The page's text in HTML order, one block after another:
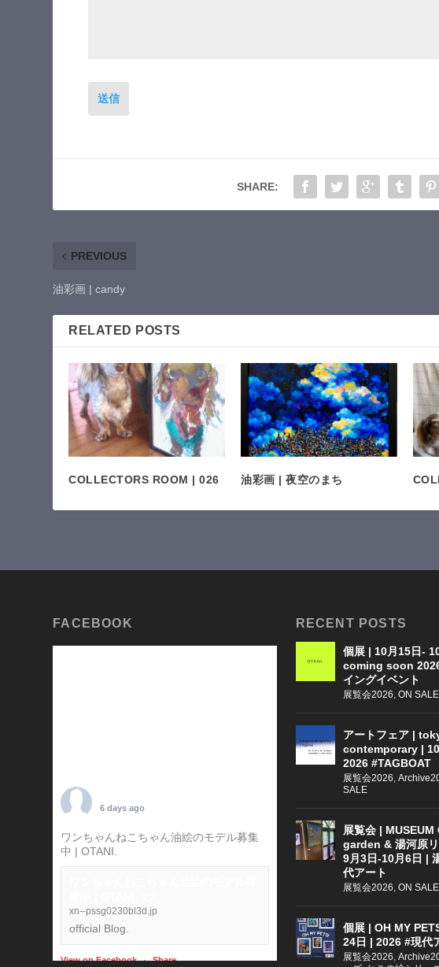
送信
SHARE:
PREVIOUS
油彩画 | candy
RELATED POSTS
COLLECTORS ROOM | 026 油彩画 | 夜空のまち
FACEBOOK
6 days ago
ワンちゃんねこちゃん油絵のモデル募集
中 | OTANI.
xn--pssg0230bl3d.jp
official Blog.
View on Facebook · Share
RECENT POSTS
個展 | 10月15日-
coming soon
イングイベント
展覧会2026, ON SALE
アートフェア |
contemporary |
2026 #TAGBOAT
展覧会2026,
SALE
展覧会 | MUSEUM
garden & 湯河原
9月3日-10月6日 |
代アート
展覧会2026, ON SALE
個展 | OH MY
24日 | 2026 #現代
展覧会2026,